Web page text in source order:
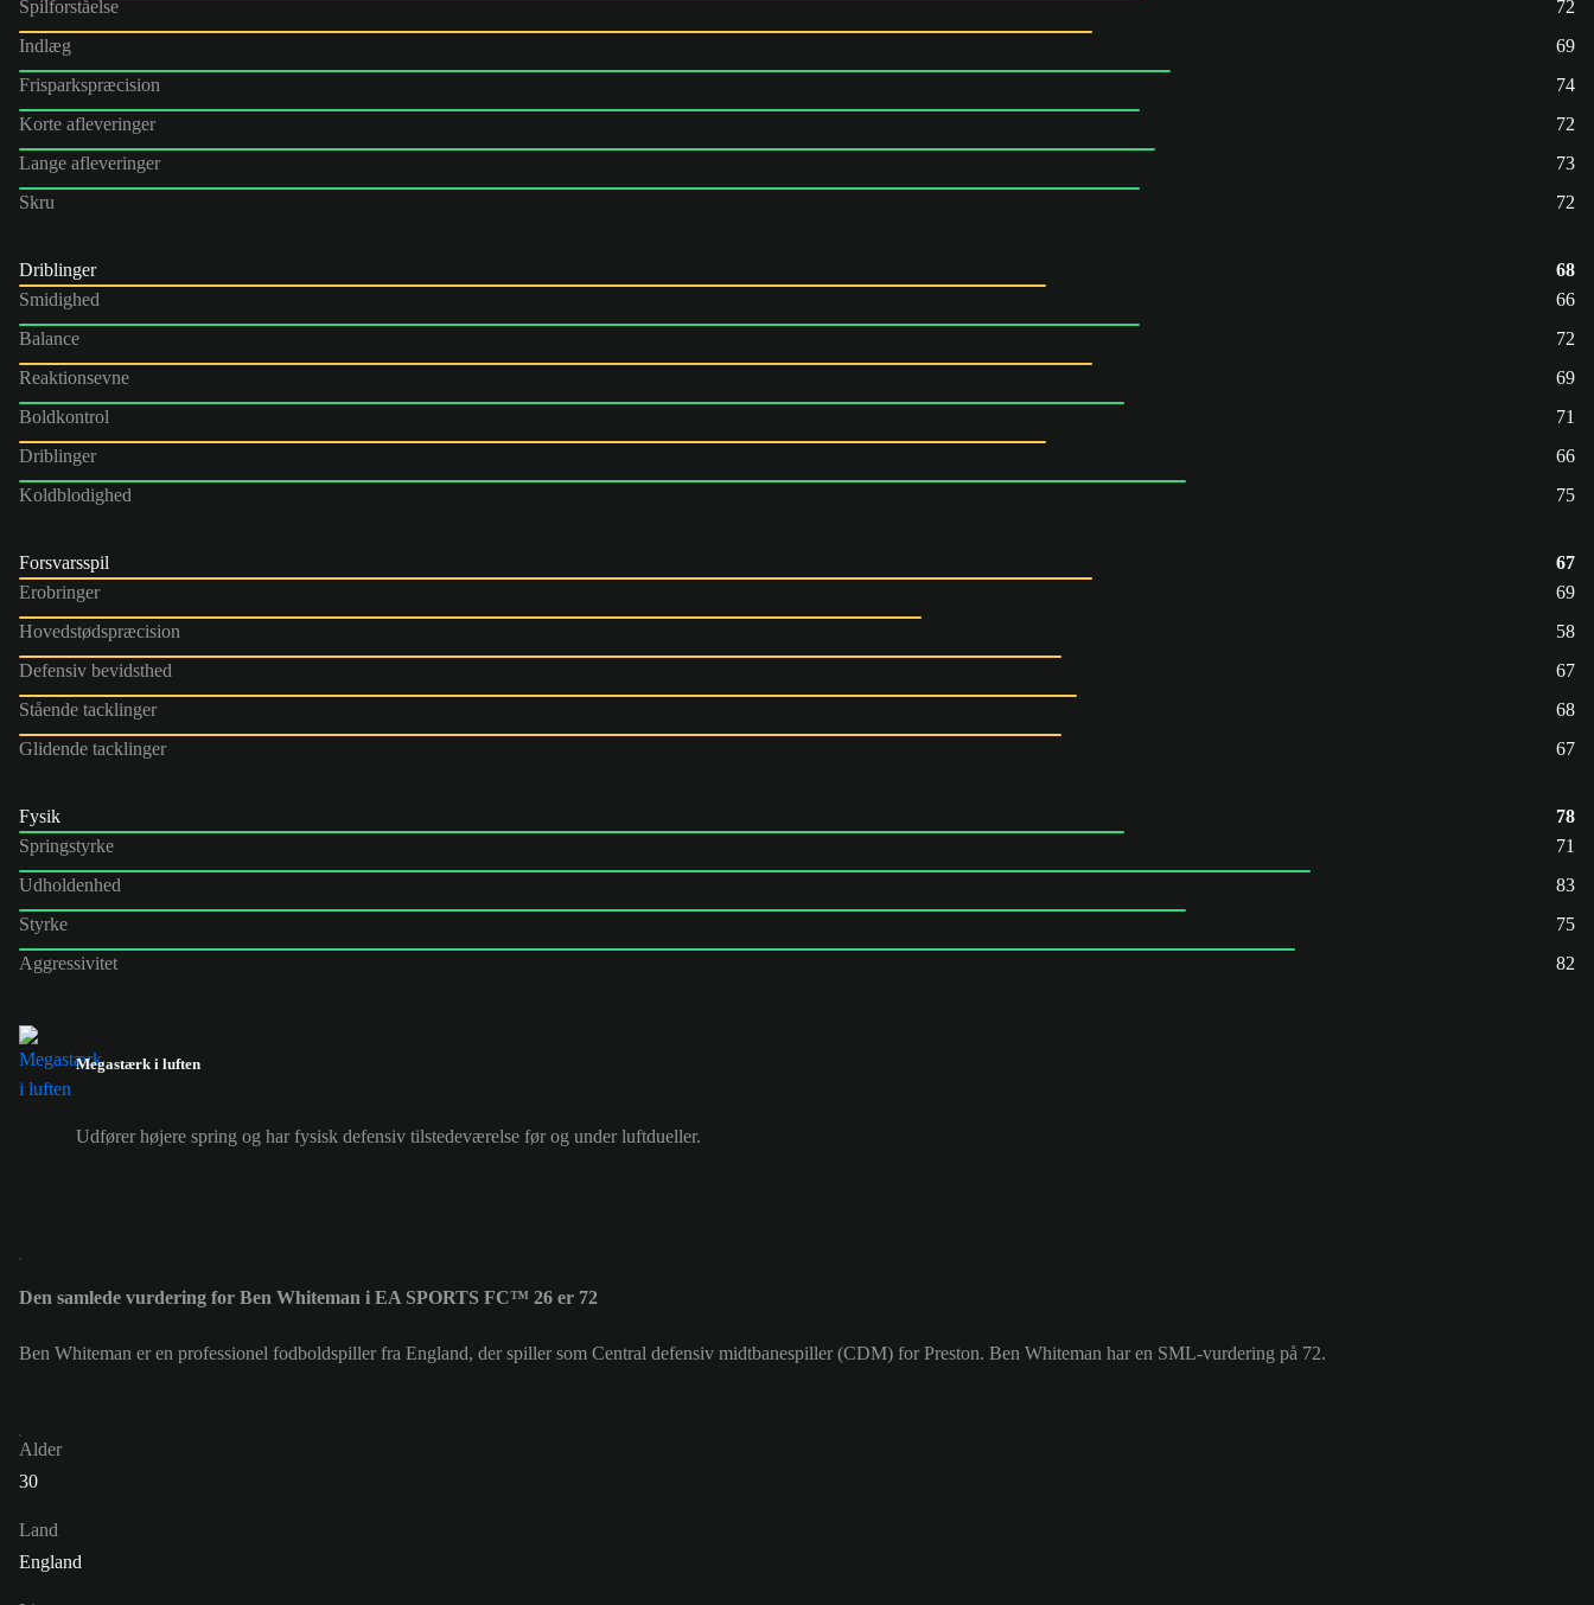
Spilforståelse
72
Indlæg
69
Frisparkspræcision
74
Korte afleveringer
72
Lange afleveringer
73
Skru
72
Driblinger
68
Smidighed
66
Balance
72
Reaktionsevne
69
Boldkontrol
71
Driblinger
66
Koldblodighed
75
Forsvarsspil
67
Erobringer
69
Hovedstødspræcision
58
Defensiv bevidsthed
67
Stående tacklinger
68
Glidende tacklinger
67
Fysik
78
Springstyrke
71
Udholdenhed
83
Styrke
75
Aggressivitet
82
Megastærk i luften
Udfører højere spring og har fysisk defensiv tilstedeværelse før og under luftdueller.
Den samlede vurdering for Ben Whiteman i EA SPORTS FC™ 26 er 72
Ben Whiteman er en professionel fodboldspiller fra England, der spiller som Central defensiv midtbanespiller (CDM) for Preston. Ben Whiteman har en SML-vurdering på 72.
Alder
30
Land
England